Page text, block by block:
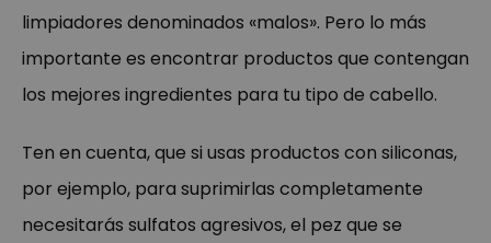
limpiadores denominados «malos». Pero lo más
importante es encontrar productos que contengan
los mejores ingredientes para tu tipo de cabello.
Ten en cuenta, que si usas productos con siliconas,
por ejemplo, para suprimirlas completamente
necesitarás sulfatos agresivos, el pez que se